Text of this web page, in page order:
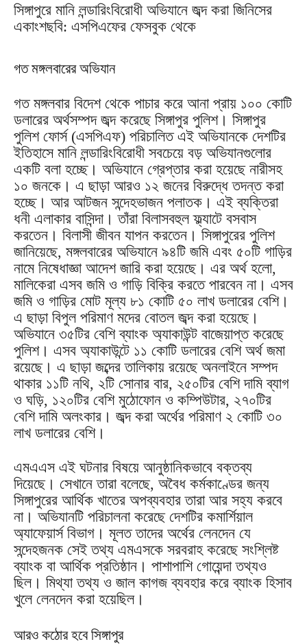
সিঙ্গাপুরে মানি লন্ডারিংবিরোধী অভিযানে জব্দ করা জিনিসের
একাংশছবি: এসপিএফের ফেসবুক থেকে
গত মঙ্গলবারের অভিযান
গত মঙ্গলবার বিদেশ থেকে পাচার করে আনা প্রায় ১০০ কোটি
ডলারের অর্থসম্পদ জব্দ করেছে সিঙ্গাপুর পুলিশ। সিঙ্গাপুর
পুলিশ ফোর্স (এসপিএফ) পরিচালিত এই অভিযানকে দেশটির
ইতিহাসে মানি লন্ডারিংবিরোধী সবচেয়ে বড় অভিযানগুলোর
একটি বলা হচ্ছে। অভিযানে গ্রেপ্তার করা হয়েছে নারীসহ
১০ জনকে। এ ছাড়া আরও ১২ জনের বিরুদ্ধে তদন্ত করা
হচ্ছে। আর আটজন সন্দেহভাজন পলাতক। এই ব্যক্তিরা
ধনী এলাকার বাসিন্দা। তাঁরা বিলাসবহুল ফ্ল্যাটে বসবাস
করতেন। বিলাসী জীবন যাপন করতেন। সিঙ্গাপুরের পুলিশ
জানিয়েছে, মঙ্গলবারের অভিযানে ৯৪টি জমি এবং ৫০টি গাড়ির
নামে নিষেধাজ্ঞা আদেশ জারি করা হয়েছে। এর অর্থ হলো,
মালিকেরা এসব জমি ও গাড়ি বিক্রি করতে পারবেন না। এসব
জমি ও গাড়ির মোট মূল্য ৮১ কোটি ৫০ লাখ ডলারের বেশি।
এ ছাড়া বিপুল পরিমাণ মদের বোতল জব্দ করা হয়েছে।
অভিযানে ৩৫টির বেশি ব্যাংক অ্যাকাউন্ট বাজেয়াপ্ত করেছে
পুলিশ। এসব অ্যাকাউন্টে ১১ কোটি ডলারের বেশি অর্থ জমা
রয়েছে। এ ছাড়া জব্দের তালিকায় রয়েছে অনলাইনে সম্পদ
থাকার ১১টি নথি, ২টি সোনার বার, ২৫০টির বেশি দামি ব্যাগ
ও ঘড়ি, ১২০টির বেশি মুঠোফোন ও কম্পিউটার, ২৭০টির
বেশি দামি অলংকার। জব্দ করা অর্থের পরিমাণ ২ কোটি ৩০
লাখ ডলারের বেশি।
এমএএস এই ঘটনার বিষয়ে আনুষ্ঠানিকভাবে বক্তব্য
দিয়েছে। সেখানে তারা বলেছে, অবৈধ কর্মকাণ্ডের জন্য
সিঙ্গাপুরের আর্থিক খাতের অপব্যবহার তারা আর সহ্য করবে
না। অভিযানটি পরিচালনা করেছে দেশটির কমার্শিয়াল
অ্যাফেয়ার্স বিভাগ। মূলত তাদের অর্থের লেনদেন যে
সন্দেহজনক সেই তথ্য এমএসকে সরবরাহ করেছে সংশ্লিষ্ট
ব্যাংক বা আর্থিক প্রতিষ্ঠান। পাশাপাশি গোয়েন্দা তথ্যও
ছিল। মিথ্যা তথ্য ও জাল কাগজ ব্যবহার করে ব্যাংক হিসাব
খুলে লেনদেন করা হয়েছিল।
আরও কঠোর হবে সিঙ্গাপুর